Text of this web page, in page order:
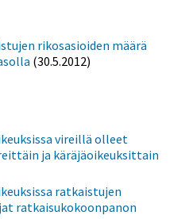
rikosasioiden määrä
(30.5.2012)
vireillä olleet
ja käräjäoikeuksittain
ratkaistujen
ratkaisukokoonpanon